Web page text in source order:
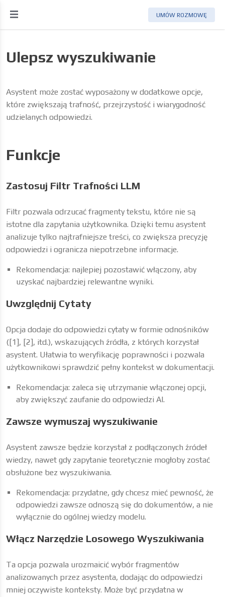
UMÓW ROZMOWĘ
Ulepsz wyszukiwanie
Asystent może zostać wyposażony w dodatkowe opcje,
które zwiększają trafność, przejrzystość i wiarygodność
udzielanych odpowiedzi.
Funkcje
Zastosuj Filtr Trafności LLM
Filtr pozwala odrzucać fragmenty tekstu, które nie są
istotne dla zapytania użytkownika. Dzięki temu asystent
analizuje tylko najtrafniejsze treści, co zwiększa precyzję
odpowiedzi i ogranicza niepotrzebne informacje.
Rekomendacja: najlepiej pozostawić włączony, aby
uzyskać najbardziej relewantne wyniki.
Uwzględnij Cytaty
Opcja dodaje do odpowiedzi cytaty w formie odnośników
([1], [2], itd.), wskazujących źródła, z których korzystał
asystent. Ułatwia to weryfikację poprawności i pozwala
użytkownikowi sprawdzić pełny kontekst w dokumentacji.
Rekomendacja: zaleca się utrzymanie włączonej opcji,
aby zwiększyć zaufanie do odpowiedzi AI.
Zawsze wymuszaj wyszukiwanie
Asystent zawsze będzie korzystał z podłączonych źródeł
wiedzy, nawet gdy zapytanie teoretycznie mogłoby zostać
obsłużone bez wyszukiwania.
Rekomendacja: przydatne, gdy chcesz mieć pewność, że
odpowiedzi zawsze odnoszą się do dokumentów, a nie
wyłącznie do ogólnej wiedzy modelu.
Włącz Narzędzie Losowego Wyszukiwania
Ta opcja pozwala urozmaicić wybór fragmentów
analizowanych przez asystenta, dodając do odpowiedzi
mniej oczywiste konteksty. Może być przydatna w